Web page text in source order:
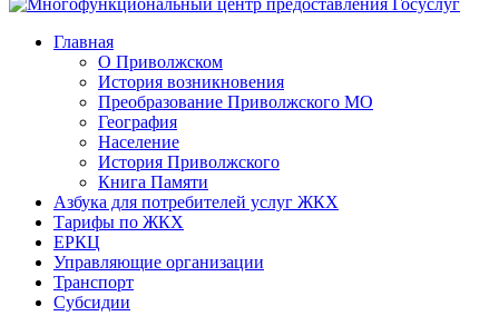
Главная
О Приволжском
История возникновения
Преобразование Приволжского МО
География
Население
История Приволжского
Книга Памяти
Азбука для потребителей услуг ЖКХ
Тарифы по ЖКХ
ЕРКЦ
Управляющие организации
Транспорт
Субсидии